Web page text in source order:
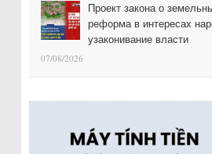
Проект закона о
реформа в интересах
узаконивание власти
07/08/2026